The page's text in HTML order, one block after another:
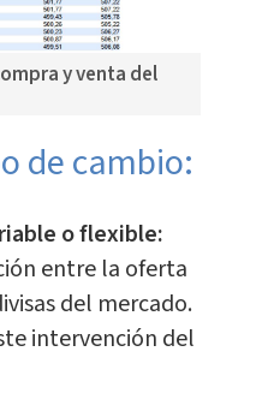
y venta del
de cambio:
o flexible:
entre la oferta
del mercado.
intervención del